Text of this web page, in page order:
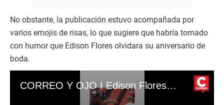
No obstante, la publicación estuvo acompañada por
varios emojis de risas, lo que sugiere que habría tomado
con humor que Edison Flores olvidara su aniversario de
boda.
CORREO Y OJO I Edison Flores olvida aniversario de boda y Ana Siucho reacciona